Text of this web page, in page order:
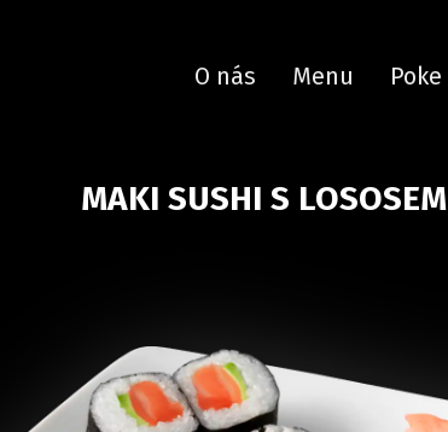
O nás Menu Poke
MAKI SUSHI S LOSOSEM